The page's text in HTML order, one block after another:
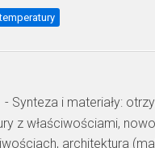
- Synteza i materiały:
z właściwościami,
architektura